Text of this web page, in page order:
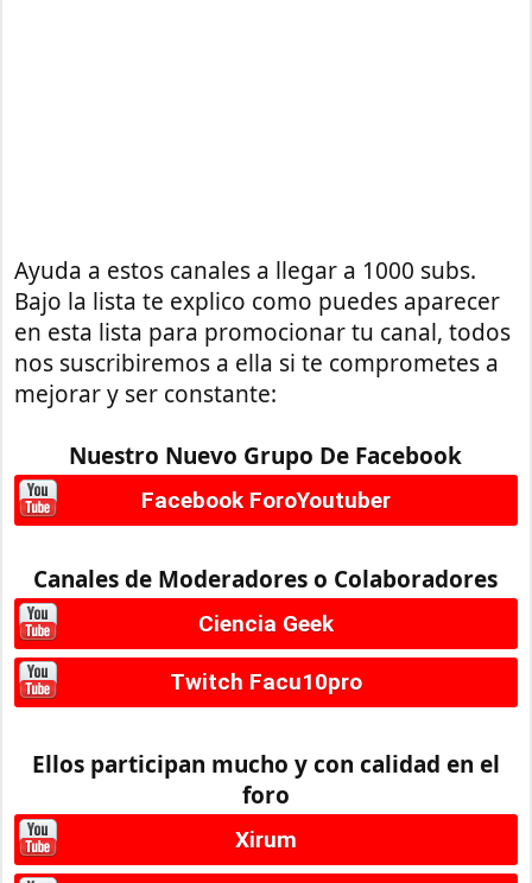
Ayuda a estos canales a llegar a 1000 subs.
Bajo la lista te explico como puedes aparecer
en esta lista para promocionar tu canal, todos
nos suscribiremos a ella si te comprometes a
mejorar y ser constante:
Nuestro Nuevo Grupo De Facebook
Facebook ForoYoutuber
Canales de Moderadores o Colaboradores
Ciencia Geek
Twitch Facu10pro
Ellos participan mucho y con calidad en el
foro
Xirum